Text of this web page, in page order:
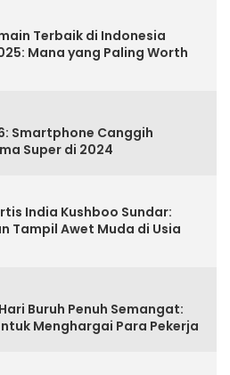
Terbaik di Indonesia
Mana yang Paling Worth
Smartphone Canggih
Super di 2024
India Kushboo Sundar:
Tampil Awet Muda di Usia
Buruh Penuh Semangat:
Menghargai Para Pekerja